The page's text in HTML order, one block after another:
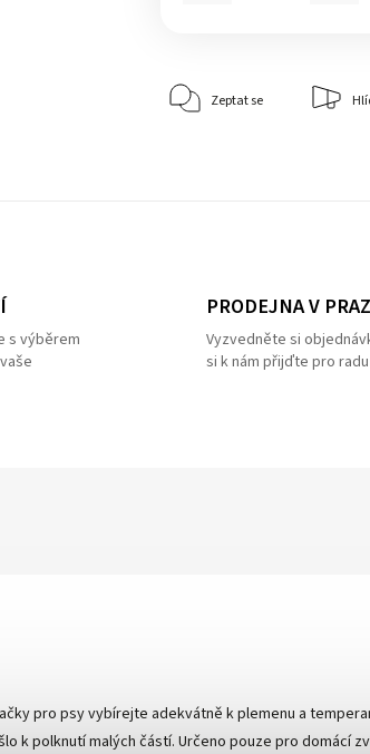
Zeptat se
s výběrem
PRODEJNA V
Vyzvedněte si
si k nám přijďte pro radu
pro psy vybírejte adekvátně k plemenu a
k polknutí malých částí. Určeno pouze pro domácí